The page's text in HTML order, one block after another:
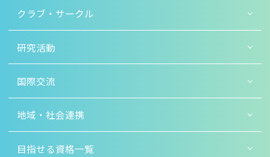
クラブ・サークル
研究活動
国際交流
地域・社会連携
目指せる資格一覧